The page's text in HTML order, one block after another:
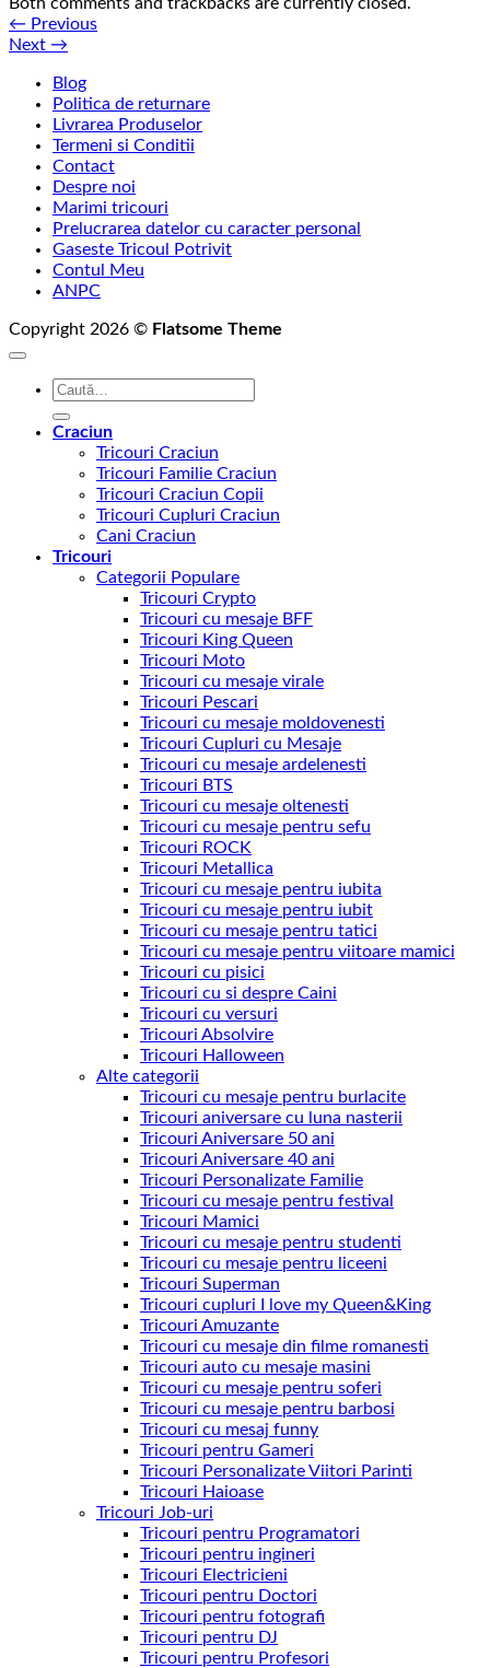
← Previous
Next →
Blog
Politica de returnare
Livrarea Produselor
Termeni si Conditii
Contact
Despre noi
Marimi tricouri
Prelucrarea datelor cu caracter personal
Gaseste Tricoul Potrivit
Contul Meu
ANPC
Copyright 2026 © Flatsome Theme
Caută
Craciun
Tricouri Craciun
Tricouri Familie Craciun
Tricouri Craciun Copii
Tricouri Cupluri Craciun
Cani Craciun
Tricouri
Categorii Populare
Tricouri Crypto
Tricouri cu mesaje BFF
Tricouri King Queen
Tricouri Moto
Tricouri cu mesaje virale
Tricouri Pescari
Tricouri cu mesaje moldovenesti
Tricouri Cupluri cu Mesaje
Tricouri cu mesaje ardelenesti
Tricouri BTS
Tricouri cu mesaje oltenesti
Tricouri cu mesaje pentru sefu
Tricouri ROCK
Tricouri Metallica
Tricouri cu mesaje pentru iubita
Tricouri cu mesaje pentru iubit
Tricouri cu mesaje pentru tatici
Tricouri cu mesaje pentru viitoare mamici
Tricouri cu pisici
Tricouri cu si despre Caini
Tricouri cu versuri
Tricouri Absolvire
Tricouri Halloween
Alte categorii
Tricouri cu mesaje pentru burlacite
Tricouri aniversare cu luna nasterii
Tricouri Aniversare 50 ani
Tricouri Aniversare 40 ani
Tricouri Personalizate Familie
Tricouri cu mesaje pentru festival
Tricouri Mamici
Tricouri cu mesaje pentru studenti
Tricouri cu mesaje pentru liceeni
Tricouri Superman
Tricouri cupluri I love my Queen&King
Tricouri Amuzante
Tricouri cu mesaje din filme romanesti
Tricouri auto cu mesaje masini
Tricouri cu mesaje pentru soferi
Tricouri cu mesaje pentru barbosi
Tricouri cu mesaj funny
Tricouri pentru Gameri
Tricouri Personalizate Viitori Parinti
Tricouri Haioase
Tricouri Job-uri
Tricouri pentru Programatori
Tricouri pentru ingineri
Tricouri Electricieni
Tricouri pentru Doctori
Tricouri pentru fotografi
Tricouri pentru DJ
Tricouri pentru Profesori